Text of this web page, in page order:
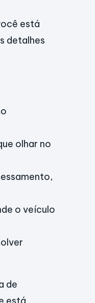
está
detalhes
olhar no
o veículo
de
está